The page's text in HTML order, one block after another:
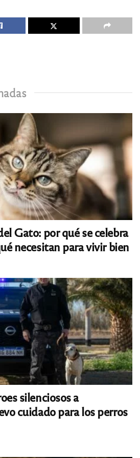
Gato: por qué se celebra
necesitan para vivir bien
silenciosos a
cuidado para los perros